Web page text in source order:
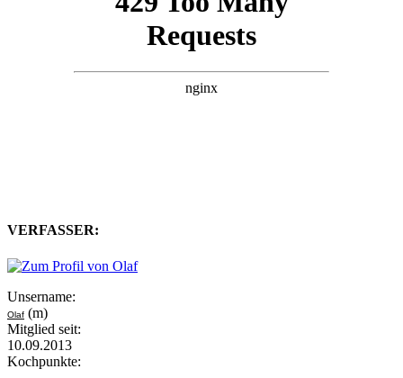
VERFASSER:
Unsername:
Olaf (m)
Mitglied seit:
10.09.2013
Kochpunkte: